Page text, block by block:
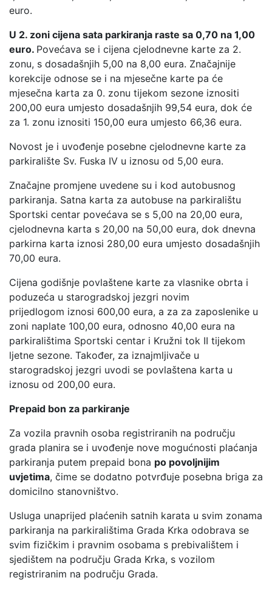
euro.
U 2. zoni cijena sata parkiranja raste sa 0,70 na 1,00
euro. Povećava se i cijena cjelodnevne karte za 2.
zonu, s dosadašnjih 5,00 na 8,00 eura. Značajnije
korekcije odnose se i na mjesečne karte pa će
mjesečna karta za 0. zonu tijekom sezone iznositi
200,00 eura umjesto dosadašnjih 99,54 eura, dok će
za 1. zonu iznositi 150,00 eura umjesto 66,36 eura.
Novost je i uvođenje posebne cjelodnevne karte za
parkiralište Sv. Fuska IV u iznosu od 5,00 eura.
Značajne promjene uvedene su i kod autobusnog
parkiranja. Satna karta za autobuse na parkiralištu
Sportski centar povećava se s 5,00 na 20,00 eura,
cjelodnevna karta s 20,00 na 50,00 eura, dok dnevna
parkirna karta iznosi 280,00 eura umjesto dosadašnjih
70,00 eura.
Cijena godišnje povlaštene karte za vlasnike obrta i
poduzeća u starogradskoj jezgri novim
prijedlogom iznosi 600,00 eura, a za za zaposlenike u
zoni naplate 100,00 eura, odnosno 40,00 eura na
parkiralištima Sportski centar i Kružni tok II tijekom
ljetne sezone. Također, za iznajmljivače u
starogradskoj jezgri uvodi se povlaštena karta u
iznosu od 200,00 eura.
Prepaid bon za parkiranje
Za vozila pravnih osoba registriranih na području
grada planira se i uvođenje nove mogućnosti plaćanja
parkiranja putem prepaid bona po povoljnijim
uvjetima, čime se dodatno potvrđuje posebna briga za
domicilno stanovništvo.
Usluga unaprijed plaćenih satnih karata u svim zonama
parkiranja na parkiralištima Grada Krka odobrava se
svim fizičkim i pravnim osobama s prebivalištem i
sjedištem na području Grada Krka, s vozilom
registriranim na području Grada.